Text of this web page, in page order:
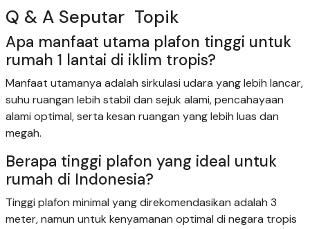
Q & A Seputar Topik
Apa manfaat utama plafon tinggi untuk
rumah 1 lantai di iklim tropis?
Manfaat utamanya adalah sirkulasi udara yang lebih lancar,
suhu ruangan lebih stabil dan sejuk alami, pencahayaan
alami optimal, serta kesan ruangan yang lebih luas dan
megah.
Berapa tinggi plafon yang ideal untuk
rumah di Indonesia?
Tinggi plafon minimal yang direkomendasikan adalah 3
meter, namun untuk kenyamanan optimal di negara tropis